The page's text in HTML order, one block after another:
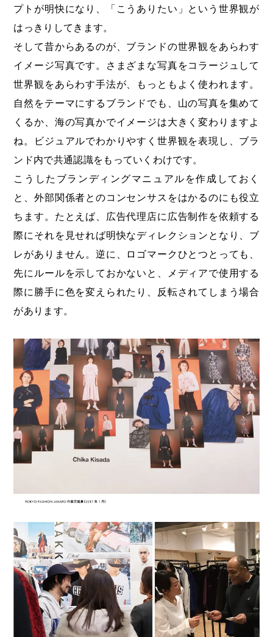
プトが明快になり、「こうありたい」という世界観が
はっきりしてきます。
そして昔からあるのが、ブランドの世界観をあらわす
イメージ写真です。さまざまな写真をコラージュして
世界観をあらわす手法が、もっともよく使われます。
自然をテーマにするブランドでも、山の写真を集めて
くるか、海の写真かでイメージは大きく変わりますよ
ね。ビジュアルでわかりやすく世界観を表現し、ブラ
ンド内で共通認識をもっていくわけです。
こうしたブランディングマニュアルを作成しておく
と、外部関係者とのコンセンサスをはかるのにも役立
ちます。たとえば、広告代理店に広告制作を依頼する
際にそれを見せれば明快なディレクションとなり、ブ
レがありません。逆に、ロゴマークひとつとっても、
先にルールを示しておかないと、メディアで使用する
際に勝手に色を変えられたり、反転されてしまう場合
があります。